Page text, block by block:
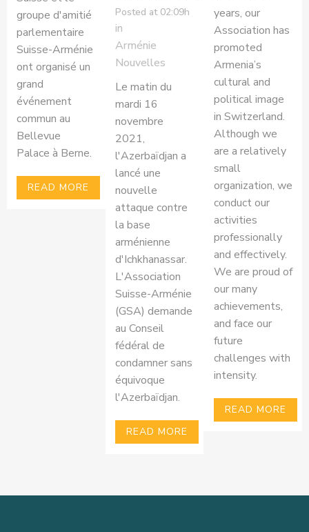
groupe d'amitié
parlementaire
Suisse-Arménie
ont organisé un
grand
événement
commun au
Bellevue
Palace à Berne.
READ MORE
Posted at 02:09h
in
Arménie
Nouvelles
Le matin du
mardi 16
novembre
2021,
l'Azerbaïdjan a
lancé une
nouvelle
attaque contre
la base
arménienne
d'Ichkhanassar.
L'Association
Suisse-Arménie
(GSA) demande
au Conseil
fédéral de
condamner sans
équivoque
l'Azerbaïdjan.
READ MORE
years, our
Association has
promoted
Armenia’s
cultural and
political image
in Switzerland.
Although we
are a relatively
small
organization, we
conduct our
activities
professionally
and effectively.
We are proud of
our many
achievements,
and face our
future
challenges with
intensity.
READ MORE